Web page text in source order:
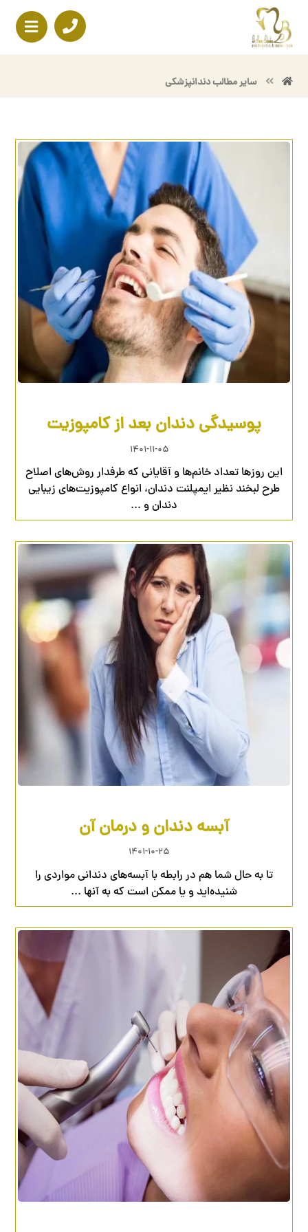
سایر مطالب دندانپزشکی
پوسیدگی دندان بعد از کامپوزیت
۱۴۰۱-۱۱-۰۵
این روزها تعداد خانم‌ها و آقایانی که طرفدار روش‌های اصلاح
طرح لبخند نظیر ایمپلنت دندان، انواع کامپوزیت‌های زیبایی
دندان و ...
آبسه دندان و درمان آن
۱۴۰۱-۱۰-۲۵
تا به حال شما هم در رابطه با آبسه‌های دندانی مواردی را
شنیده‌اید و یا ممکن است که به آنها ...